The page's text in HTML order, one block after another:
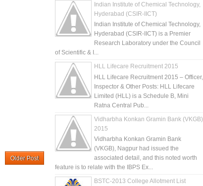
Older Post
Indian Institute of Chemical Technology,
Hyderabad (CSIR-IICT)
Indian Institute of Chemical Technology,
Hyderabad (CSIR-IICT) is a Premier
Research Laboratory under the Council
of Scientific & I...
HLL Lifecare Recruitment 2015
HLL Lifecare Recruitment 2015 – Officer,
Inspector & Other Posts: HLL Lifecare
Limited (HLL) is a Schedule B, Mini
Ratna Central Pub...
Vidharbha Konkan Gramin Bank (VKGB)
2015
Vidharbha Konkan Gramin Bank
(VKGB), Nagpur had issued the
associated detail, and this noted worth
feature is to relate with the IBPS Ex...
BSTC-2013 College Allotment List